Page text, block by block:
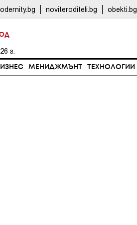
noviteroditeli.bg obekti.bg
г.
МЕНИДЖМЪНТ ТЕХНОЛОГИИ